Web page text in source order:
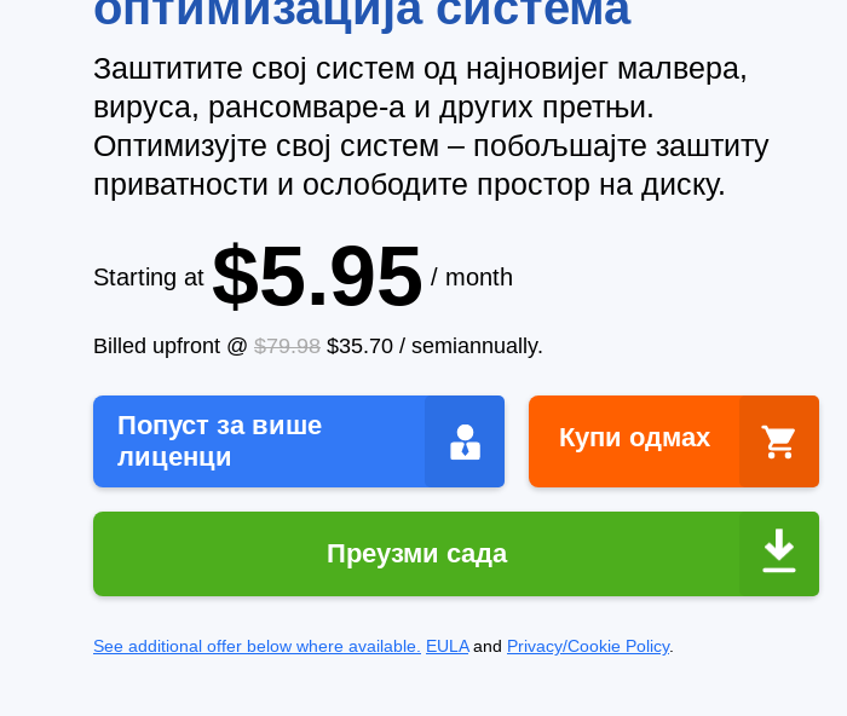
Заштитите свој систем од најновијег малвера,
вируса, рансомваре-а и других претњи.
Оптимизујте свој систем – побољшајте заштиту
приватности и ослободите простор на диску.
Starting at $5.95 / month
Billed upfront @ $79.98 $35.70 / semiannually.
Попуст за више
лиценци
Купи одмах
Преузми сада
See additional offer below where available. EULAand Privacy/Cookie Policy.